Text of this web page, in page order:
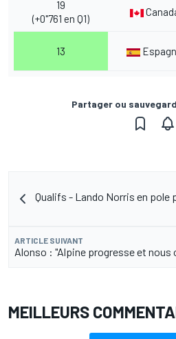
19
(+0"761 en Q1)
13
Partager ou
Qualifs - Lando Norris en pole
ARTICLE SUIVANT
Alonso : "Alpine progresse et nous
MEILLEURS